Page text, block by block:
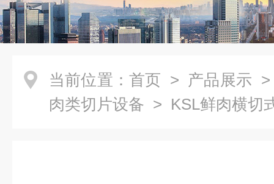
当前位置： 首页 > 产品展示
肉类切片设备 > KSL鲜肉横切